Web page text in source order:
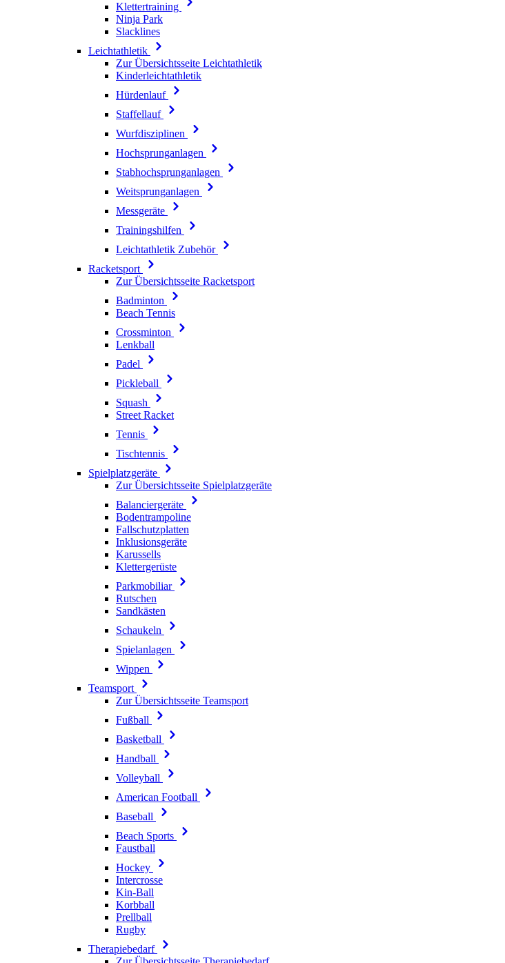
Klettertraining
Ninja Park
Slacklines
Leichtathletik
Zur Übersichtsseite Leichtathletik
Kinderleichtathletik
Hürdenlauf
Staffellauf
Wurfdisziplinen
Hochsprunganlagen
Stabhochsprunganlagen
Weitsprunganlagen
Messgeräte
Trainingshilfen
Leichtathletik Zubehör
Racketsport
Zur Übersichtsseite Racketsport
Badminton
Beach Tennis
Crossminton
Lenkball
Padel
Pickleball
Squash
Street Racket
Tennis
Tischtennis
Spielplatzgeräte
Zur Übersichtsseite Spielplatzgeräte
Balanciergeräte
Bodentrampoline
Fallschutzplatten
Inklusionsgeräte
Karussells
Klettergerüste
Parkmobiliar
Rutschen
Sandkästen
Schaukeln
Spielanlagen
Wippen
Teamsport
Zur Übersichtsseite Teamsport
Fußball
Basketball
Handball
Volleyball
American Football
Baseball
Beach Sports
Faustball
Hockey
Intercrosse
Kin-Ball
Korbball
Prellball
Rugby
Therapiebedarf